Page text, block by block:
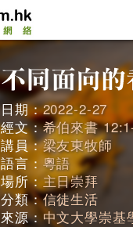
日期：2022-2-27
經文：希伯來書
講員：梁友東牧師
語言：粵語
場所：主日崇拜
分類：信徒生活
來源：中文大學崇基